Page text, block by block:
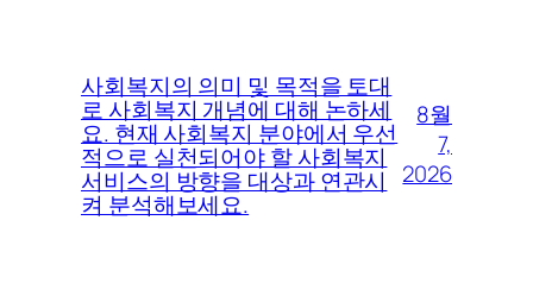
사회복지의 의미 및 목적을 토대
로 사회복지 개념에 대해 논하세
요. 현재 사회복지 분야에서 우선
적으로 실천되어야 할 사회복지
서비스의 방향을 대상과 연관시
켜 분석해보세요.
8월
7,
2026